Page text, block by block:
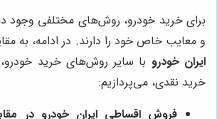
برای خرید خودرو، روش‌های مختلفی وجود
و معایب خاص خود را دارند. در ادامه، به
ایران خودرو با سایر روش‌های خرید
خرید نقدی، می‌پردازیم:
فروش اقساطی ایران خودرو در